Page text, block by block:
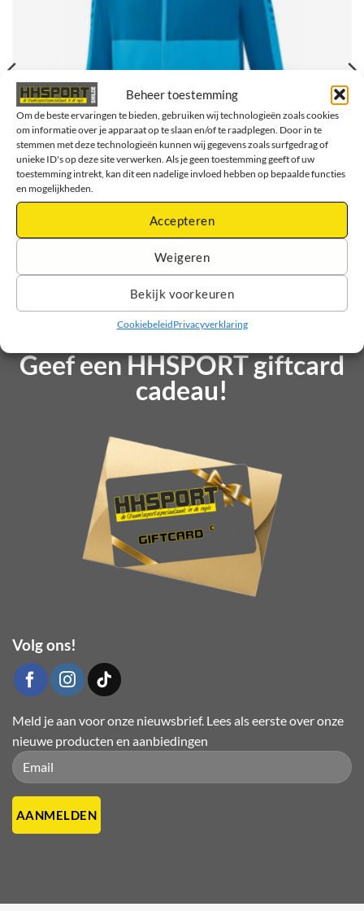
Beheer toestemming
Om de beste ervaringen te bieden, gebruiken wij technologieën zoals cookies
om informatie over je apparaat op te slaan en/of te raadplegen. Door in te
stemmen met deze technologieën kunnen wij gegevens zoals surfgedrag of
unieke ID's op deze site verwerken. Als je geen toestemming geeft of uw
toestemming intrekt, kan dit een nadelige invloed hebben op bepaalde functies
en mogelijkheden.
Accepteren
Weigeren
Bekijk voorkeuren
CookiebeleidPrivacyverklaring
€45,25
Opties selecteren
product
meerdere
variaties.
Deze
worden
op
de
productpagina
Geef een HHSPORT giftcard
cadeau!
Volg ons!
Meld je aan voor onze nieuwsbrief. Lees als eerste over onze
nieuwe producten en aanbiedingen
Please leave this field empty.
Please leave this field empty.